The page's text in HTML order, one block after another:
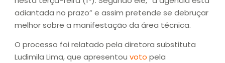
adiantada no prazo” e assim pretende se debruçar
melhor sobre a manifestação da área técnica.
O processo foi relatado pela diretora substituta
Ludimila Lima, que apresentou voto pela